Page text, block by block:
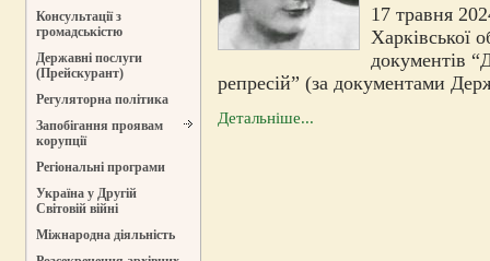
Консультації з
громадськістю
Державні послуги
(Прейскурант)
Регуляторна політика
Запобігання проявам
корупції
Регіональні програми
Україна у Другій
Світовій війні
Міжнародна діяльність
17 травня
Харківської
документів
репресій” (за документами
Детальніше...